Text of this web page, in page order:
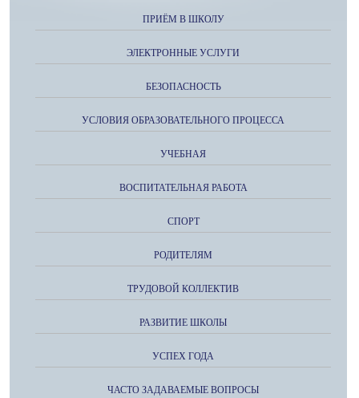
ПРИЁМ В ШКОЛУ
ЭЛЕКТРОННЫЕ УСЛУГИ
БЕЗОПАСНОСТЬ
УСЛОВИЯ ОБРАЗОВАТЕЛЬНОГО ПРОЦЕССА
УЧЕБНАЯ
ВОСПИТАТЕЛЬНАЯ РАБОТА
СПОРТ
РОДИТЕЛЯМ
ТРУДОВОЙ КОЛЛЕКТИВ
РАЗВИТИЕ ШКОЛЫ
УСПЕХ ГОДА
ЧАСТО ЗАДАВАЕМЫЕ ВОПРОСЫ